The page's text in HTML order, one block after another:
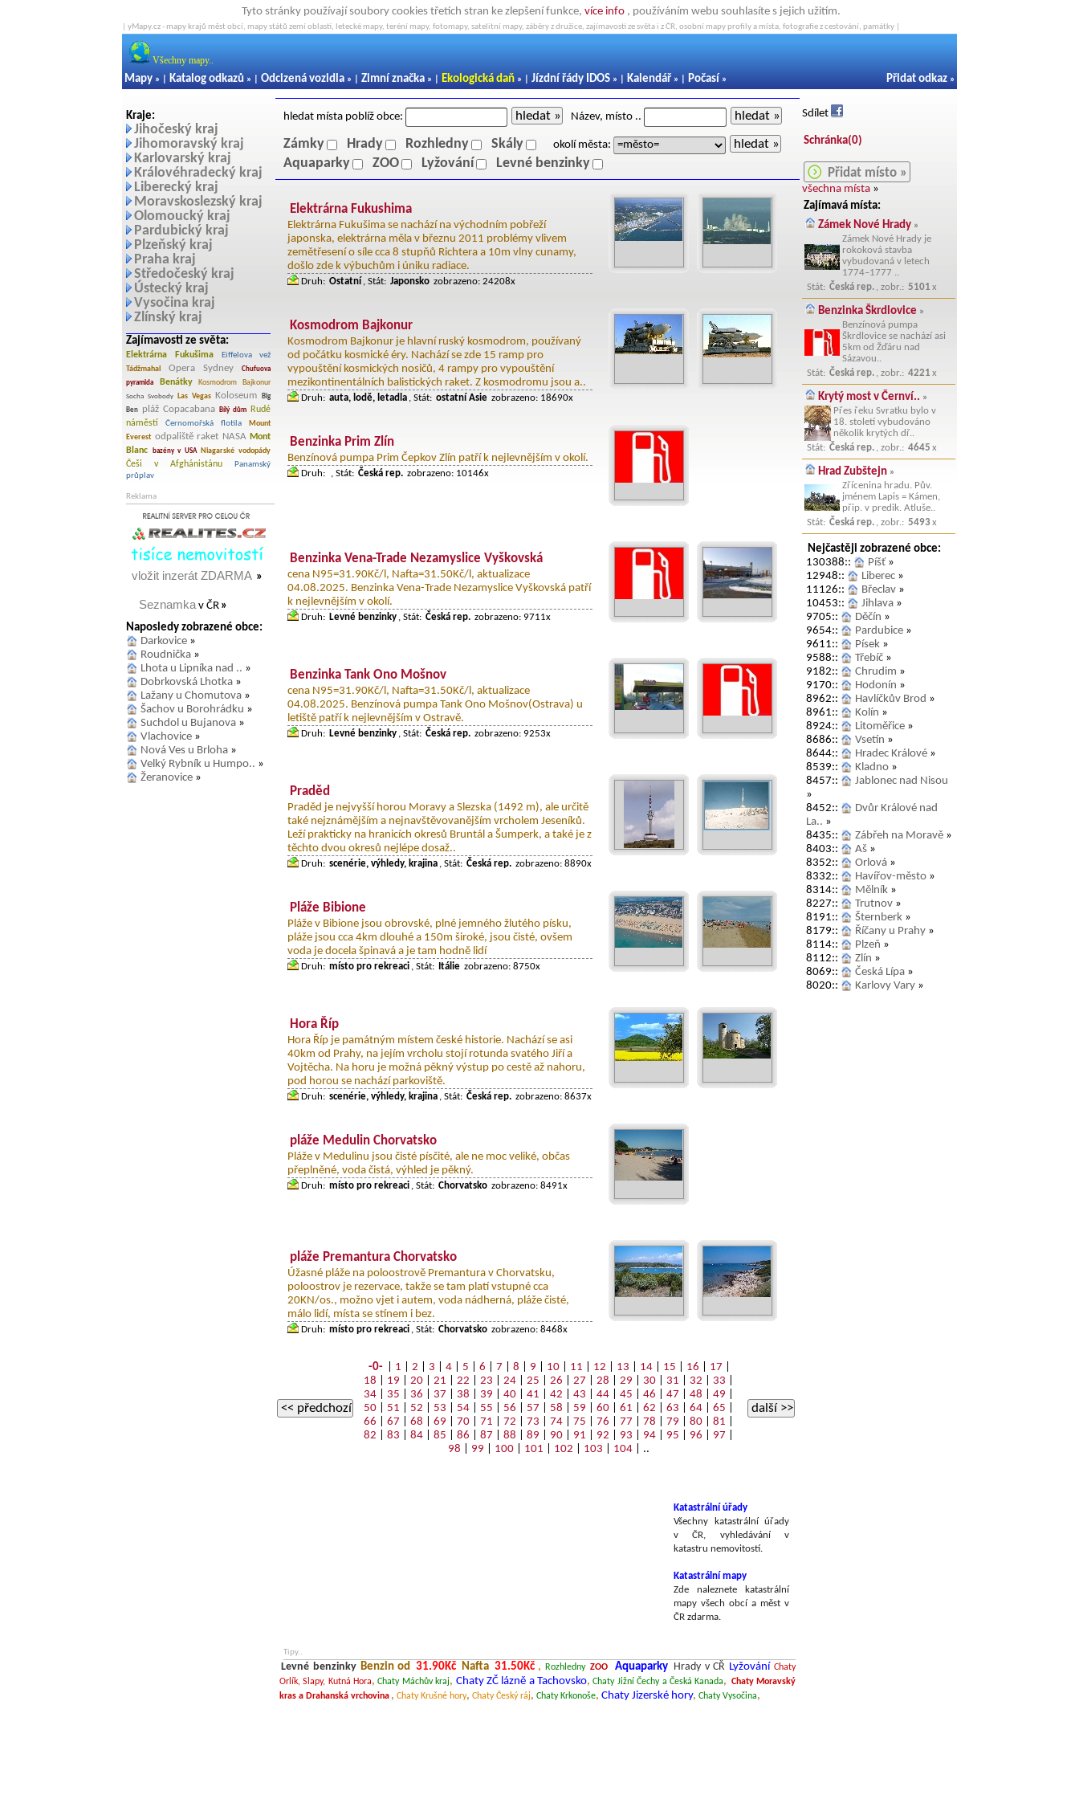
Tyto stránky používají soubory cookies třetích stran ke zlepšení funkce, více info , používáním webu souhlasíte s jejich užitím.
| yMapy.cz - mapy krajů měst obcí, mapy států zemí oblastí, letecké mapy, teréní mapy, fotomapy, satelitní mapy, záběry z družice, zajímavosti ze světa i z ČR, osobní mapy profily a místa, fotografie z cestování, památky |
Všechny mapy..
Mapy » | Katalog odkazů » | Odcizená vozidla » | Zimní značka » | Ekologická daň » | Jízdní řády IDOS » | Kalendář » | Počasí » Přidat odkaz »
Kraje:
Jihočeský kraj
Jihomoravský kraj
Karlovarský kraj
Královéhradecký kraj
Liberecký kraj
Moravskoslezský kraj
Olomoucký kraj
Pardubický kraj
Plzeňský kraj
Praha kraj
Středočeský kraj
Ústecký kraj
Vysočina kraj
Zlínský kraj
Zajímavosti ze světa:
Elektrárna Fukušima
Eiffelova vež
Tádžmahal
Opera Sydney
Chufuova
pyramida
Benátky Kosmodrom Bajkonur
Socha Svobody Las Vegas Koloseum
Big
Ben
pláž Copacabana Bílý dům
Rudé
náměstí
Černomořská flotila
Mount
Everest odpaliště raket NASA Mont
Blanc
bazény v USA Niagarské vodopády
Češi v Afghánistánu
Panamský
průplav
Reklama
vložit inzerát ZDARMA »
Seznamkav ČR »
Naposledy zobrazené obce:
Darkovice »
Roudnička »
Lhota u Lipníka nad .. »
Dobrkovská Lhotka »
Lažany u Chomutova »
Šachov u Borohrádku »
Suchdol u Bujanova »
Vlachovice »
Nová Ves u Brloha »
Velký Rybník u Humpo.. »
Žeranovice »
hledat místa poblíž obce: hledat » Název, místo .. hledat »
Zámky Hrady Rozhledny Skály okolí města: hledat »
Aquaparky ZOO Lyžování Levné benzinky
Elektrárna Fukushima
Elektrárna Fukušima se nachází na východním pobřeží
japonska, elektrárna měla v březnu 2011 problémy vlivem
zemětřesení o síle cca 8 stupňů Richtera a 10m vlny cunamy,
došlo zde k výbuchům i úniku radiace.
Druh: Ostatní , Stát: Japonsko zobrazeno: 24208x
Kosmodrom Bajkonur
Kosmodrom Bajkonur je hlavní ruský kosmodrom, používaný
od počátku kosmické éry. Nachází se zde 15 ramp pro
vypouštění kosmických nosičů, 4 rampy pro vypouštění
mezikontinentálních balistických raket. Z kosmodromu jsou a..
Druh: auta, lodě, letadla , Stát: ostatní Asie zobrazeno: 18690x
Benzinka Prim Zlín
Benzínová pumpa Prim Čepkov Zlín patří k nejlevnějším v okolí.
Druh: , Stát: Česká rep. zobrazeno: 10146x
Benzinka Vena-Trade Nezamyslice Vyškovská
cena N95=31.90Kč/l, Nafta=31.50Kč/l, aktualizace
04.08.2025. Benzinka Vena-Trade Nezamyslice Vyškovská patří
k nejlevnějším v okolí.
Druh: Levné benzinky , Stát: Česká rep. zobrazeno: 9711x
Benzinka Tank Ono Mošnov
cena N95=31.90Kč/l, Nafta=31.50Kč/l, aktualizace
04.08.2025. Benzínová pumpa Tank Ono Mošnov(Ostrava) u
letiště patří k nejlevnějším v Ostravě.
Druh: Levné benzinky , Stát: Česká rep. zobrazeno: 9253x
Praděd
Praděd je nejvyšší horou Moravy a Slezska (1492 m), ale určitě
také nejznámějším a nejnavštěvovanějším vrcholem Jeseníků.
Leží prakticky na hranicích okresů Bruntál a Šumperk, a také je z
těchto dvou okresů nejlépe dosaž..
Druh: scenérie, výhledy, krajina , Stát: Česká rep. zobrazeno: 8890x
Pláže Bibione
Pláže v Bibione jsou obrovské, plné jemného žlutého písku,
pláže jsou cca 4km dlouhé a 150m široké, jsou čisté, ovšem
voda je docela špinavá a je tam hodně lidí
Druh: místo pro rekreaci , Stát: Itálie zobrazeno: 8750x
Hora Říp
Hora Říp je památným místem české historie. Nachází se asi
40km od Prahy, na jejím vrcholu stojí rotunda svatého Jiří a
Vojtěcha. Na horu je možná pěkný výstup po cestě až nahoru,
pod horou se nachází parkoviště.
Druh: scenérie, výhledy, krajina , Stát: Česká rep. zobrazeno: 8637x
pláže Medulin Chorvatsko
Pláže v Medulinu jsou čisté písčité, ale ne moc veliké, občas
přeplněné, voda čistá, výhled je pěkný.
Druh: místo pro rekreaci , Stát: Chorvatsko zobrazeno: 8491x
pláže Premantura Chorvatsko
Úžasné pláže na poloostrově Premantura v Chorvatsku,
poloostrov je rezervace, takže se tam platí vstupné cca
20KN/os., možno vjet i autem, voda nádherná, pláže čisté,
málo lidí, místa se stínem i bez.
Druh: místo pro rekreaci , Stát: Chorvatsko zobrazeno: 8468x
<< předchozí
-0- 1 2 3 4| 5 6 7 8 9 10| 11 12 13 14| 15 16 17
18
19 20| 21 22 23 24| 25 26 27 28 29 30| 31 32 33
34| 35 36 37 38 39 40| 41 42 43 44| 45 46 47 48 49
50| 51 52 53 54| 55 56 57 58 59 60| 61 62 63 64| 65
66
67 68 69 70| 71 72 73 74| 75 76 77 78 79 80| 81
82
83 84| 85 86 87 88 89 90| 91 92 93 94| 95 96 97
98
99 100| 101 102 103 104| ..
další >>
Katastrální úřady
Všechny katastrální úřady
v ČR, vyhledávání v
katastru nemovitostí.
Katastrální mapy
Zde naleznete katastrální
mapy všech obcí a měst v
ČR zdarma.
Tipy..
Levné benzinkyBenzin od 31.90Kč Nafta 31.50Kč , Rozhledny ZOO Aquaparky Hrady v CŘ Lyžování Chaty
Orlík, Slapy, Kutná Hora,Chaty Máchův kraj, Chaty ZČ lázně a Tachovsko,Chaty Jižní Čechy a Česká Kanada, Chaty Moravský
kras a Drahanská vrchovina , Chaty Krušné hory, Chaty Český ráj, Chaty Krkonoše, Chaty Jizerské hory, Chaty Vysočina,
Sdílet
Schránka(0)
Přidat místo »
všechna místa »
Zajímavá místa:
Zámek Nové Hrady »
Zámek Nové Hrady je
rokoková stavba
vybudovaná v letech
1774–1777 ..
Stát: Česká rep. , zobr.: 5101 x
Benzinka Škrdlovice »
Benzínová pumpa
Škrdlovice se nachází asi
5km od Žďáru nad
Sázavou..
Stát: Česká rep. , zobr.: 4221 x
Krytý most v Černví.. »
Přes řeku Svratku bylo v
18. století vybudováno
několik krytých dř..
Stát: Česká rep. , zobr.: 4645 x
Hrad Zubštejn »
Zřícenina hradu. Pův.
jménem Lapis = Kámen,
přip. v predik. Atluše..
Stát: Česká rep. , zobr.: 5493 x
Nejčastěji zobrazené obce:
130388::
Píšť »
12948::
Liberec »
11126::
Břeclav »
10453::
Jihlava »
9705::
Děčín »
9654::
Pardubice »
9611::
Písek »
9588::
Třebíč »
9182::
Chrudim »
9170::
Hodonín »
8962::
Havlíčkův Brod »
8961::
Kolín »
8924::
Litoměřice »
8686::
Vsetín »
8644::
Hradec Králové »
8539::
Kladno »
8457::
Jablonec nad Nisou
»
8452::
Dvůr Králové nad
La.. »
8435::
Zábřeh na Moravě »
8403::
Aš »
8352::
Orlová »
8332::
Havířov-město »
8314::
Mělník »
8227::
Trutnov »
8191::
Šternberk »
8179::
Říčany u Prahy »
8114::
Plzeň »
8112::
Zlín »
8069::
Česká Lípa »
8020::
Karlovy Vary »